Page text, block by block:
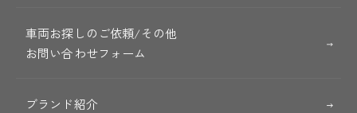
車両お探しのご依頼/その他
お問い合わせフォーム
ブランド紹介